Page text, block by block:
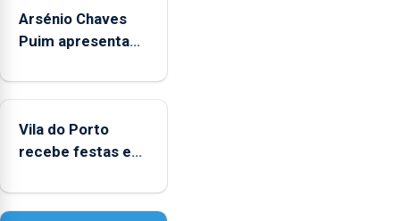
único
indicador
Arsénio Chaves
Puim apresenta
Biblioteca de Vila
Vila do Porto
recebe festas em
Senhora da